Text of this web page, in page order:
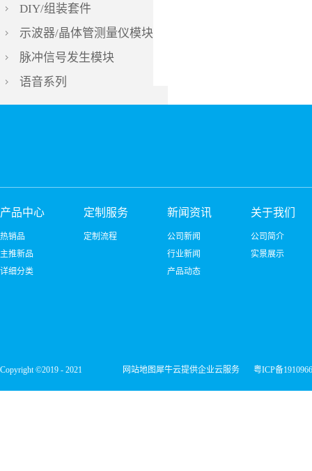
DIY/组装套件
示波器/晶体管测量仪模块
脉冲信号发生模块
语音系列
产品中心
热销品
主推新品
详细分类
定制服务
定制流程
新闻资讯
公司新闻
行业新闻
产品动态
关于我们
公司简介
实景展示
Copyright ©2019 - 2021 网站地图犀牛云提供企业云服务 粤ICP备